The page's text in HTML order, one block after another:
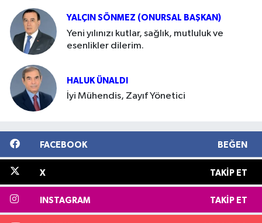
YALÇIN SÖNMEZ (ONURSAL BAŞKAN)
Yeni yılınızı kutlar, sağlık, mutluluk ve
esenlikler dilerim.
HALUK ÜNALDI
İyi Mühendis, Zayıf Yönetici
FACEBOOK BEĞEN
X TAKIP ET
INSTAGRAM TAKIP ET